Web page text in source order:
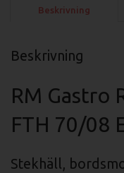
Beskrivning
Beskrivning
RM Gastro
FTH 70/08
Stekhäll,